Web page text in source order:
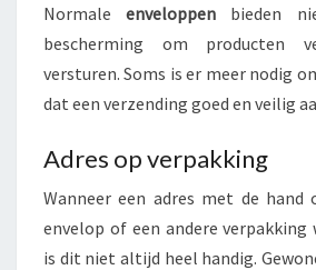
P
K
O
E
Normaleenveloppen bieden
bescherming om producten
versturen. Soms is er meer nodig
dat een verzending goed en veilig
Adres op verpakking
Wanneer een adres met de hand
envelop of een andere verpakking
is dit niet altijd heel handig.